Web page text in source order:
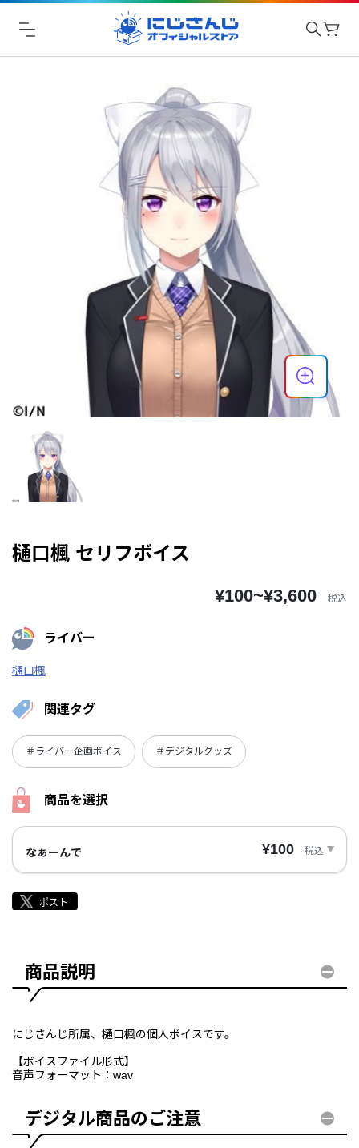
樋口楓 セリフボイス
¥100~¥3,600 税込
ライバー
樋口楓
関連タグ
＃ライバー企画ボイス ＃デジタルグッズ
商品を選択
なぁーんで ¥100 税込
商品説明
にじさんじ所属、樋口楓の個人ボイスです。
【ボイスファイル形式】
音声フォーマット：wav
デジタル商品のご注意